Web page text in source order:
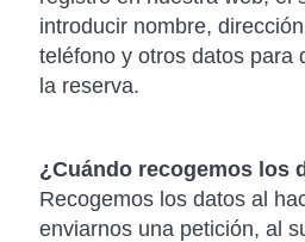
introducir nombre,
teléfono y otros datos para
la reserva.
¿Cuándo recogemos los
Recogemos los datos al
enviarnos una petición, al